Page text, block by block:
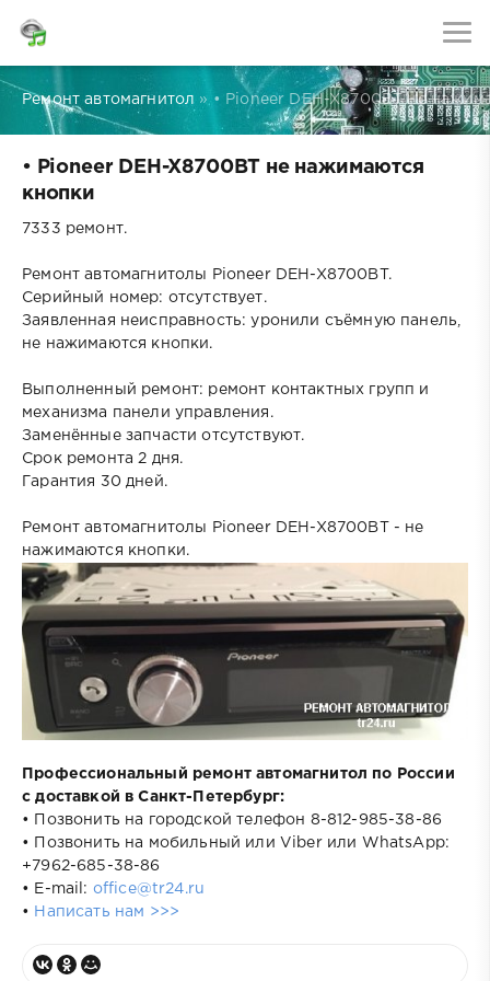
Ремонт автомагнитол » • Pioneer DEH-X8700BT не
• Pioneer DEH-X8700BT не нажимаются
кнопки
7333 ремонт.
Ремонт автомагнитолы Pioneer DEH-X8700BT.
Серийный номер: отсутствует.
Заявленная неисправность: уронили съёмную панель,
не нажимаются кнопки.
Выполненный ремонт: ремонт контактных групп и
механизма панели управления.
Заменённые запчасти отсутствуют.
Срок ремонта 2 дня.
Гарантия 30 дней.
Ремонт автомагнитолы Pioneer DEH-X8700BT - не
нажимаются кнопки.
Профессиональный ремонт автомагнитол по России
с доставкой в Санкт-Петербург:
• Позвонить на городской телефон 8-812-985-38-86
• Позвонить на мобильный или Viber или WhatsApp:
+7962-685-38-86
• E-mail: office@tr24.ru
•
Написать нам >>>